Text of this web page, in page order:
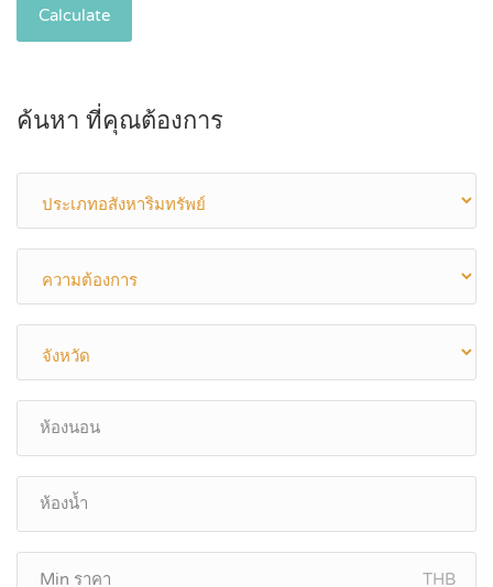
Calculate
ค้นหา ที่คุณต้องการ
THB